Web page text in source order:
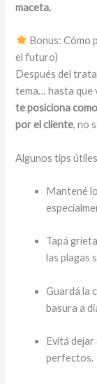
maceta.
Bonus: Cómo
el futuro)
Después del
tema… hasta que
te posiciona
por el cliente, no
Algunos tips
Mantené
Tapá
las plagas
Guardá la
basura a
Evitá dejar
perfectos.